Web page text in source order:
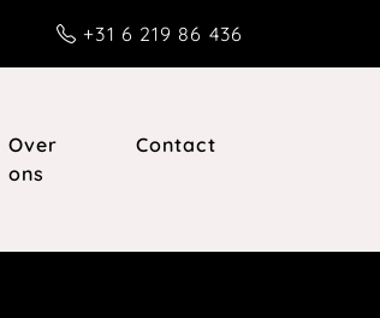
+31 6 219 86 436
Over
ons
Contact